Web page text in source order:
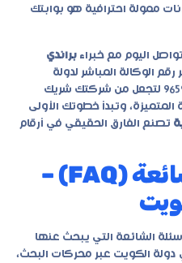
ممولة احترافية هو بوابتك
اليوم مع خبراء براندي
الوكالة المباشر لدولة
لتجعل من شركتك شريك
المتميزة، وتبدأ خطوتك الأولى
تصنع الفارق الحقيقي في أرقام
قسم الأسئلة الشائعة (FAQ) –
الشائعة التي يبحث عنها
دولة الكويت عبر محركات البحث،